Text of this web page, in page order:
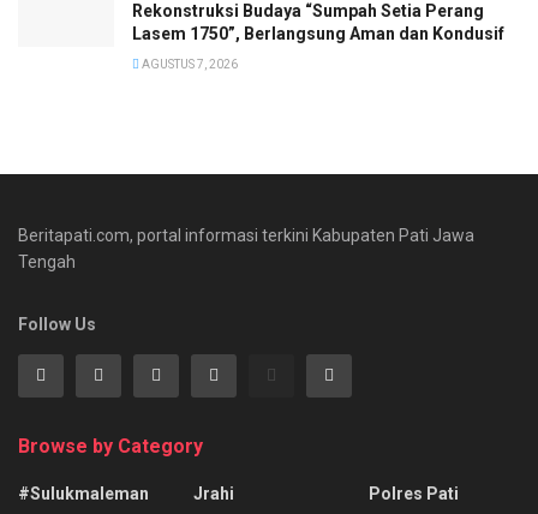
Rekonstruksi Budaya “Sumpah Setia Perang
Lasem 1750”, Berlangsung Aman dan Kondusif
AGUSTUS 7, 2026
Beritapati.com, portal informasi terkini Kabupaten Pati Jawa
Tengah
Follow Us
Browse by Category
#sulukmaleman
Jrahi
Polres Pati